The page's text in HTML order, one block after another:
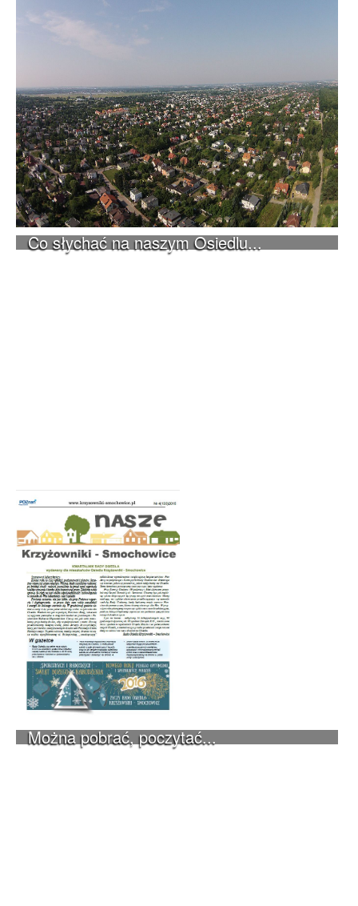
Co słychać na naszym Osiedlu...
Można pobrać, poczytać...